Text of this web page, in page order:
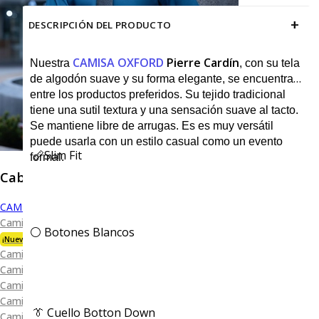
Caballero
CAMISAS
Camisa Premium Bambú
¡Nueva Colección!
Camisa Blanca
Camisa Performance
Camisa Piqué
Camisa Oxford
DESCRIPCIÓN DEL PRODUCTO +
Nuestra CAMISA OXFORD Pierre Cardín, con su tela
de algodón suave y su forma elegante, se encuentra
entre los productos preferidos. Su tejido tradicional
tiene una sutil textura y una sensación suave al tacto.
Se mantiene libre de arrugas. Es es muy versátil
puede usarla con un estilo casual como un evento
formal.
📏Slim Fit
⚪️ Botones Blancos
👔 Cuello Botton Down